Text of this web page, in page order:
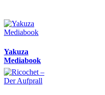
Yakuza
Mediabook